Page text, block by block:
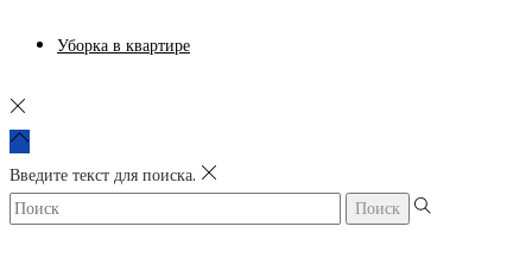
Уборка в квартире
Введите текст для поиска.
Поиск: